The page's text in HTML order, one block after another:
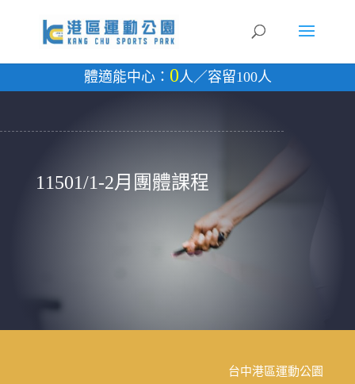
體適能中心： 0人／容留100人
11501/1-2月團體課程
台中港區運動公園